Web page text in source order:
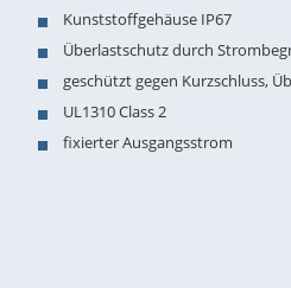
Kunststoffgehäuse IP67
Überlastschutz durch
geschützt gegen Kurzschluss,
UL1310 Class 2
fixierter Ausgangsstrom